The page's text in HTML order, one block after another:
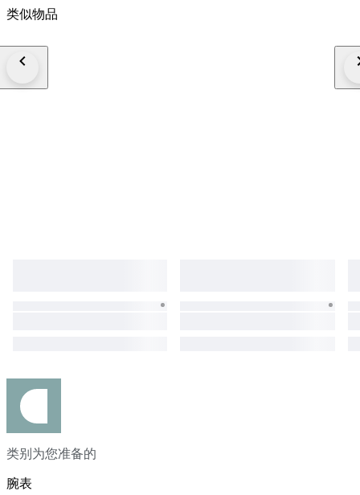
as possible (takes usually 3-5 days *we don't guarantee water resistance
类似物品
类别为您准备的
腕表